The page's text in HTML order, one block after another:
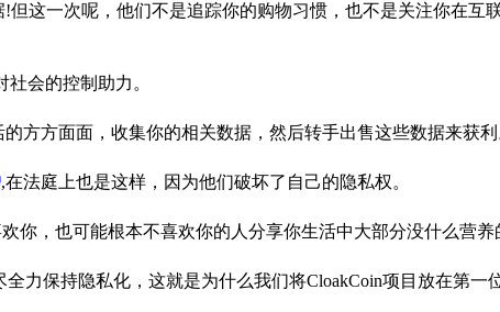
这一次呢，他们不是追踪你的购物习惯，也不是关注你在互
会的控制助力。
方方面面，收集你的相关数据，然后转手出售这些数据来获利
,在法庭上也是这样，因为他们破坏了自己的隐私权。
你，也可能根本不喜欢你的人分享你生活中大部分没什么营养
力保持隐私化，这就是为什么我们将CloakCoin项目放在第一